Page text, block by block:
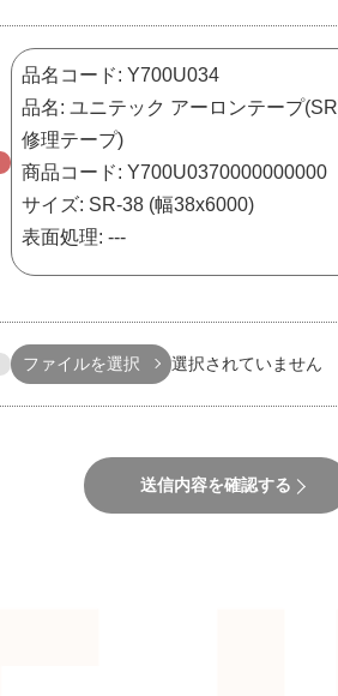
ファイルを選択 選択されていません
送信内容を確認する